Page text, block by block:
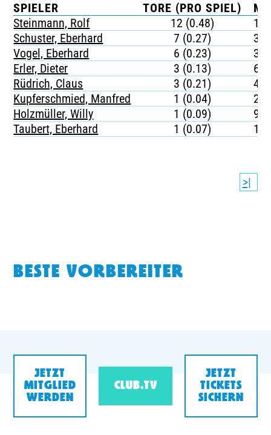
SPIELER TORE (PRO SPIEL)
Steinmann, Rolf
12 (0.48)
Schuster, Eberhard
7 (0.27)
Vogel, Eberhard
6 (0.23)
Erler, Dieter
3 (0.13)
Rüdrich, Claus
3 (0.21)
Kupferschmied, Manfred
1 (0.04)
Holzmüller, Willy
1 (0.09)
Taubert, Eberhard
1 (0.07)
>|
BESTE VORBEREITER
JETZT
MITGLIED
WERDEN
CLUB.TV
JETZT
TICKETS
SICHERN